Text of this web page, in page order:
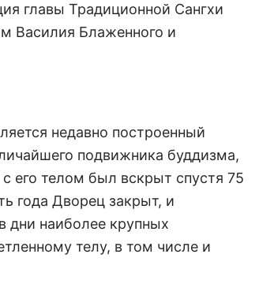
главы Традиционной Сангхи
Василия Блаженного и
недавно построенный
подвижника буддизма,
его телом был вскрыт спустя 75
года Дворец закрыт, и
наиболее крупных
телу, в том числе и